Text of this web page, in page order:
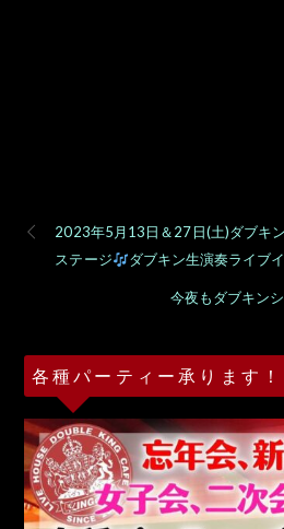
2023年5月13日＆27日(土)ダブキ
ステージ
ダブキン生演奏ライブ
今夜もダブキン
各種パーティー承ります！